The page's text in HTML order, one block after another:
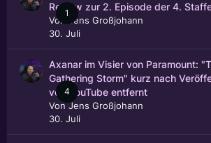
1
Review zur 2. Episode der 4.
Von
Jens Großjohann
30. Juli
4
Axanar im Visier von Paramount:
Gathering Storm" kurz nach
von YouTube entfernt
VonJens Großjohann
30. Juli